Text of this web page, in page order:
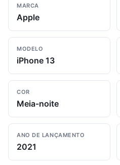
MARCA
Apple
MODELO
iPhone 13
COR
Meia-noite
ANO DE LANÇAMENTO
2021